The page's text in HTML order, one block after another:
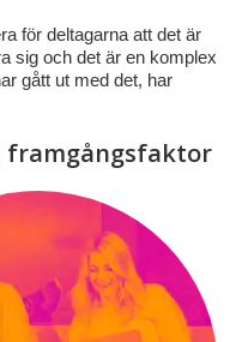
för deltagarna att det är
sig och det är en komplex
gått ut med det, har
framgångsfaktor